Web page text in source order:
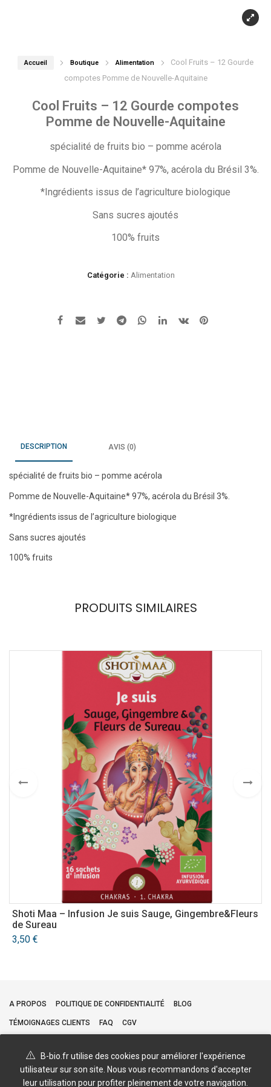
Accueil Boutique Alimentation
Cool Fruits – 12 Gourde
compotes Pomme de Nouvelle-Aquitaine
Cool Fruits – 12 Gourde compotes
Pomme de Nouvelle-Aquitaine
spécialité de fruits bio – pomme acérola
Pomme de Nouvelle-Aquitaine* 97%, acérola du Brésil 3%.
*Ingrédients issus de l’agriculture biologique
Sans sucres ajoutés
100% fruits
Catégorie : Alimentation
DESCRIPTION AVIS (0)
spécialité de fruits bio – pomme acérola
Pomme de Nouvelle-Aquitaine* 97%, acérola du Brésil 3%.
*Ingrédients issus de l’agriculture biologique
Sans sucres ajoutés
100% fruits
PRODUITS SIMILAIRES
Shoti Maa – Infusion Je suis Sauge, Gingembre&Fleurs
de Sureau
3,50 €
A PROPOS POLITIQUE DE CONFIDENTIALITÉ BLOG
TÉMOIGNAGES CLIENTS FAQ CGV
B-bio.fr utilise des cookies pour améliorer l'expérience
utilisateur sur son site. Nous vous recommandons d'accepter
leur utilisation pour profiter pleinement de votre navigation.